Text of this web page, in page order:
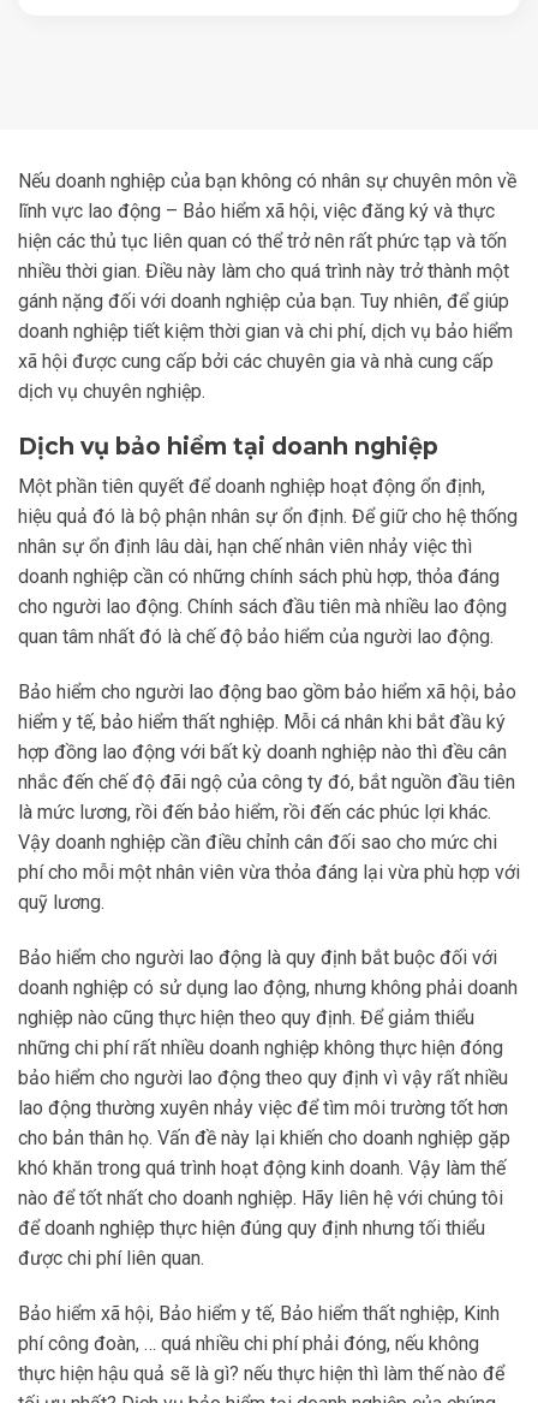
Nếu doanh nghiệp của bạn không có nhân sự chuyên môn về
lĩnh vực lao động – Bảo hiểm xã hội, việc đăng ký và thực
hiện các thủ tục liên quan có thể trở nên rất phức tạp và tốn
nhiều thời gian. Điều này làm cho quá trình này trở thành một
gánh nặng đối với doanh nghiệp của bạn. Tuy nhiên, để giúp
doanh nghiệp tiết kiệm thời gian và chi phí, dịch vụ bảo hiểm
xã hội được cung cấp bởi các chuyên gia và nhà cung cấp
dịch vụ chuyên nghiệp.
Dịch vụ bảo hiểm tại doanh nghiệp
Một phần tiên quyết để doanh nghiệp hoạt động ổn định,
hiệu quả đó là bộ phận nhân sự ổn định. Để giữ cho hệ thống
nhân sự ổn định lâu dài, hạn chế nhân viên nhảy việc thì
doanh nghiệp cần có những chính sách phù hợp, thỏa đáng
cho người lao động. Chính sách đầu tiên mà nhiều lao động
quan tâm nhất đó là chế độ bảo hiểm của người lao động.
Bảo hiểm cho người lao động bao gồm bảo hiểm xã hội, bảo
hiểm y tế, bảo hiểm thất nghiệp. Mỗi cá nhân khi bắt đầu ký
hợp đồng lao động với bất kỳ doanh nghiệp nào thì đều cân
nhắc đến chế độ đãi ngộ của công ty đó, bắt nguồn đầu tiên
là mức lương, rồi đến bảo hiểm, rồi đến các phúc lợi khác.
Vậy doanh nghiệp cần điều chỉnh cân đối sao cho mức chi
phí cho mỗi một nhân viên vừa thỏa đáng lại vừa phù hợp với
quỹ lương.
Bảo hiểm cho người lao động là quy định bắt buộc đối với
doanh nghiệp có sử dụng lao động, nhưng không phải doanh
nghiệp nào cũng thực hiện theo quy định. Để giảm thiểu
những chi phí rất nhiều doanh nghiệp không thực hiện đóng
bảo hiểm cho người lao động theo quy định vì vậy rất nhiều
lao động thường xuyên nhảy việc để tìm môi trường tốt hơn
cho bản thân họ. Vấn đề này lại khiến cho doanh nghiệp gặp
khó khăn trong quá trình hoạt động kinh doanh. Vậy làm thế
nào để tốt nhất cho doanh nghiệp. Hãy liên hệ với chúng tôi
để doanh nghiệp thực hiện đúng quy định nhưng tối thiểu
được chi phí liên quan.
Bảo hiểm xã hội, Bảo hiểm y tế, Bảo hiểm thất nghiệp, Kinh
phí công đoàn, … quá nhiều chi phí phải đóng, nếu không
thực hiện hậu quả sẽ là gì? nếu thực hiện thì làm thế nào để